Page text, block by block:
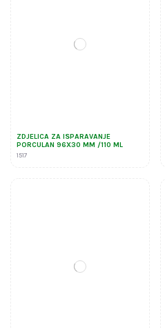
ZDJELICA ZA ISPARAVANJE
PORCULAN 96X30 MM /110 ML
1517